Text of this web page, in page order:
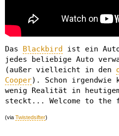
Das Blackbird
ist ein
jedes beliebige Auto
(außer vielleicht in den
Cooper). Schon irgendwie
wenig Realität in
steckt... Welcome to the
(via Twistedsifter)